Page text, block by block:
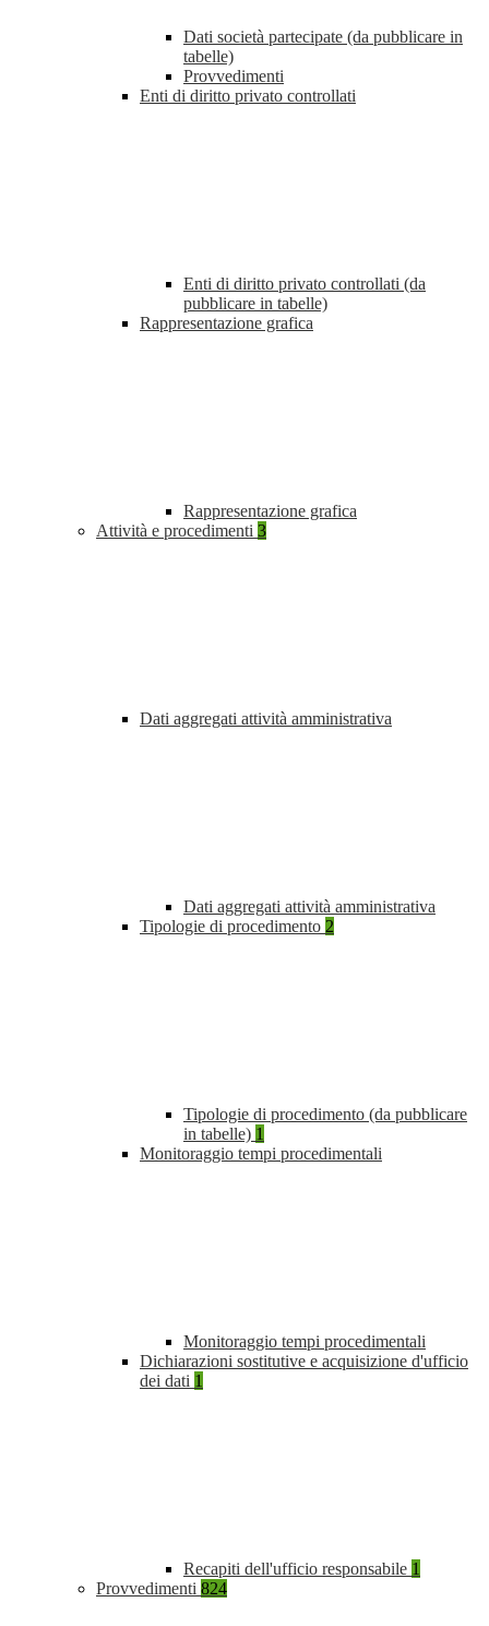
Dati società partecipate (da pubblicare in
tabelle)
Provvedimenti
Enti di diritto privato controllati
Enti di diritto privato controllati (da
pubblicare in tabelle)
Rappresentazione grafica
Rappresentazione grafica
Attività e procedimenti 3
Dati aggregati attività amministrativa
Dati aggregati attività amministrativa
Tipologie di procedimento 2
Tipologie di procedimento (da pubblicare
in tabelle) 1
Monitoraggio tempi procedimentali
Monitoraggio tempi procedimentali
Dichiarazioni sostitutive e acquisizione d'ufficio
dei dati 1
Recapiti dell'ufficio responsabile 1
Provvedimenti 824